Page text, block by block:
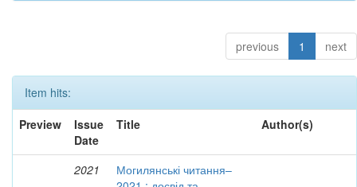
previous 1 next
Item hits:
Preview
Issue
Date
Title Author(s)
2021
Могилянські читання–